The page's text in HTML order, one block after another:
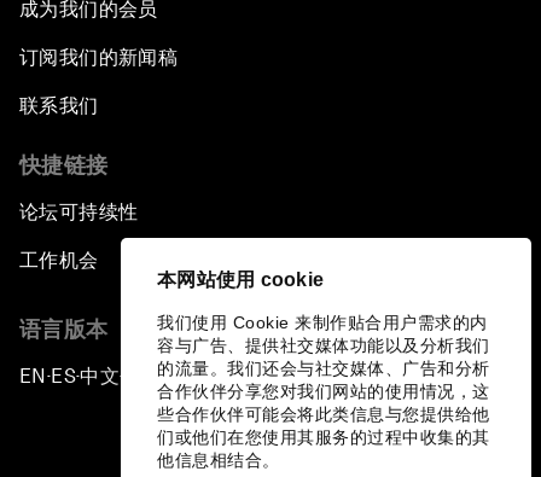
本网站使用 cookie
我们使用 Cookie 来制作贴合用户需求的内
容与广告、提供社交媒体功能以及分析我们
的流量。我们还会与社交媒体、广告和分析
合作伙伴分享您对我们网站的使用情况，这
些合作伙伴可能会将此类信息与您提供给他
们或他们在您使用其服务的过程中收集的其
他信息相结合。
成为我们的会员
订阅我们的新闻稿
联系我们
快捷链接
论坛可持续性
工作机会
语言版本
EN ▪ ES▪中文▪ 日本語